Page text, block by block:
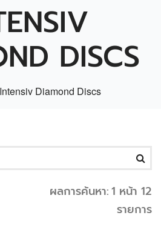
DISCS
Intensiv Diamond Discs
ผลการค้นหา:1 หน้า 12
รายการ